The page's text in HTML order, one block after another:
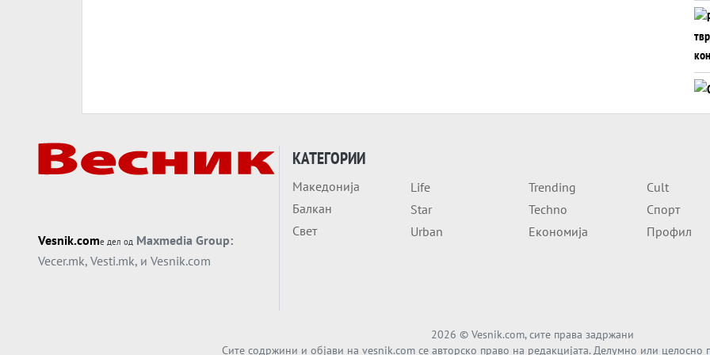
Vesnik.comе дел од Maxmedia Group:
Vecer.mk, Vesti.mk, и Vesnik.com
КАТЕГОРИИ
Македонија
Балкан
Свет
Life
Star
Urban
Trending
Techno
Економија
Cult
Спорт
Профил
2026 © Vesnik.com, сите права задржани
Сите содржини и објави на vesnik.com се авторско право на редакцијата. Делумно или целосно